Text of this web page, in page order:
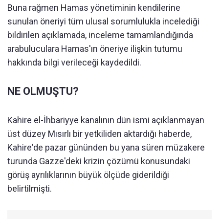
Buna rağmen Hamas yönetiminin kendilerine
sunulan öneriyi tüm ulusal sorumlulukla incelediği
bildirilen açıklamada, inceleme tamamlandığında
arabuluculara Hamas'ın öneriye ilişkin tutumu
hakkında bilgi verileceği kaydedildi.
NE OLMUŞTU?
Kahire el-İhbariyye kanalının dün ismi açıklanmayan
üst düzey Mısırlı bir yetkiliden aktardığı haberde,
Kahire'de pazar gününden bu yana süren müzakere
turunda Gazze'deki krizin çözümü konusundaki
görüş ayrılıklarının büyük ölçüde giderildiği
belirtilmişti.